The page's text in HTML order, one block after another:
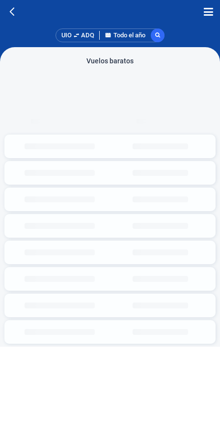
UIO ADQ Todo el año
Vuelos baratos